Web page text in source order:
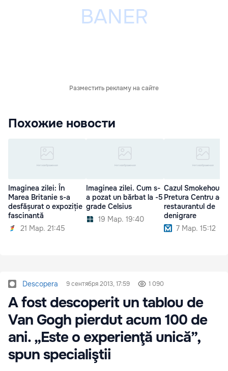
Разместить рекламу на сайте
Похожие новости
Imaginea zilei: În
Marea Britanie s-a
desfășurat o expoziție
fascinantă
21 Мар. 21:45
Imaginea zilei. Cum s-
a pozat un bărbat la -5
grade Celsius
19 Мар. 19:40
Cazul
Pretura Centru
restaurantul de
denigrare
7 Мар. 15:12
Descopera 9 сентября 2013, 17:59 1 090
A fost descoperit un tablou de
Van Gogh pierdut acum 100 de
ani. „Este o experienţă unică”,
spun specialiştii